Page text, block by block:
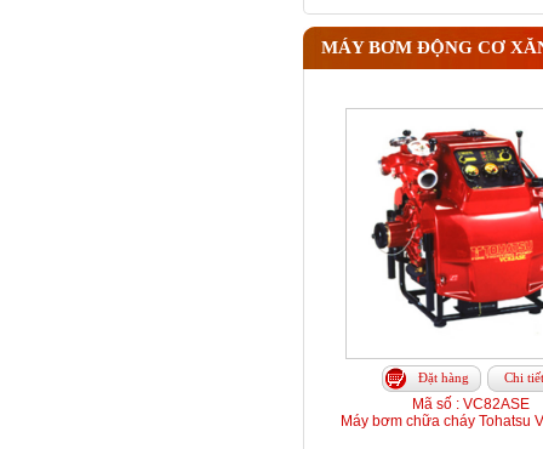
MÁY BƠM ĐỘNG CƠ
Đặt hàng Chi tiết
Mã số : VC82ASE
Máy bơm chữa cháy Tohatsu